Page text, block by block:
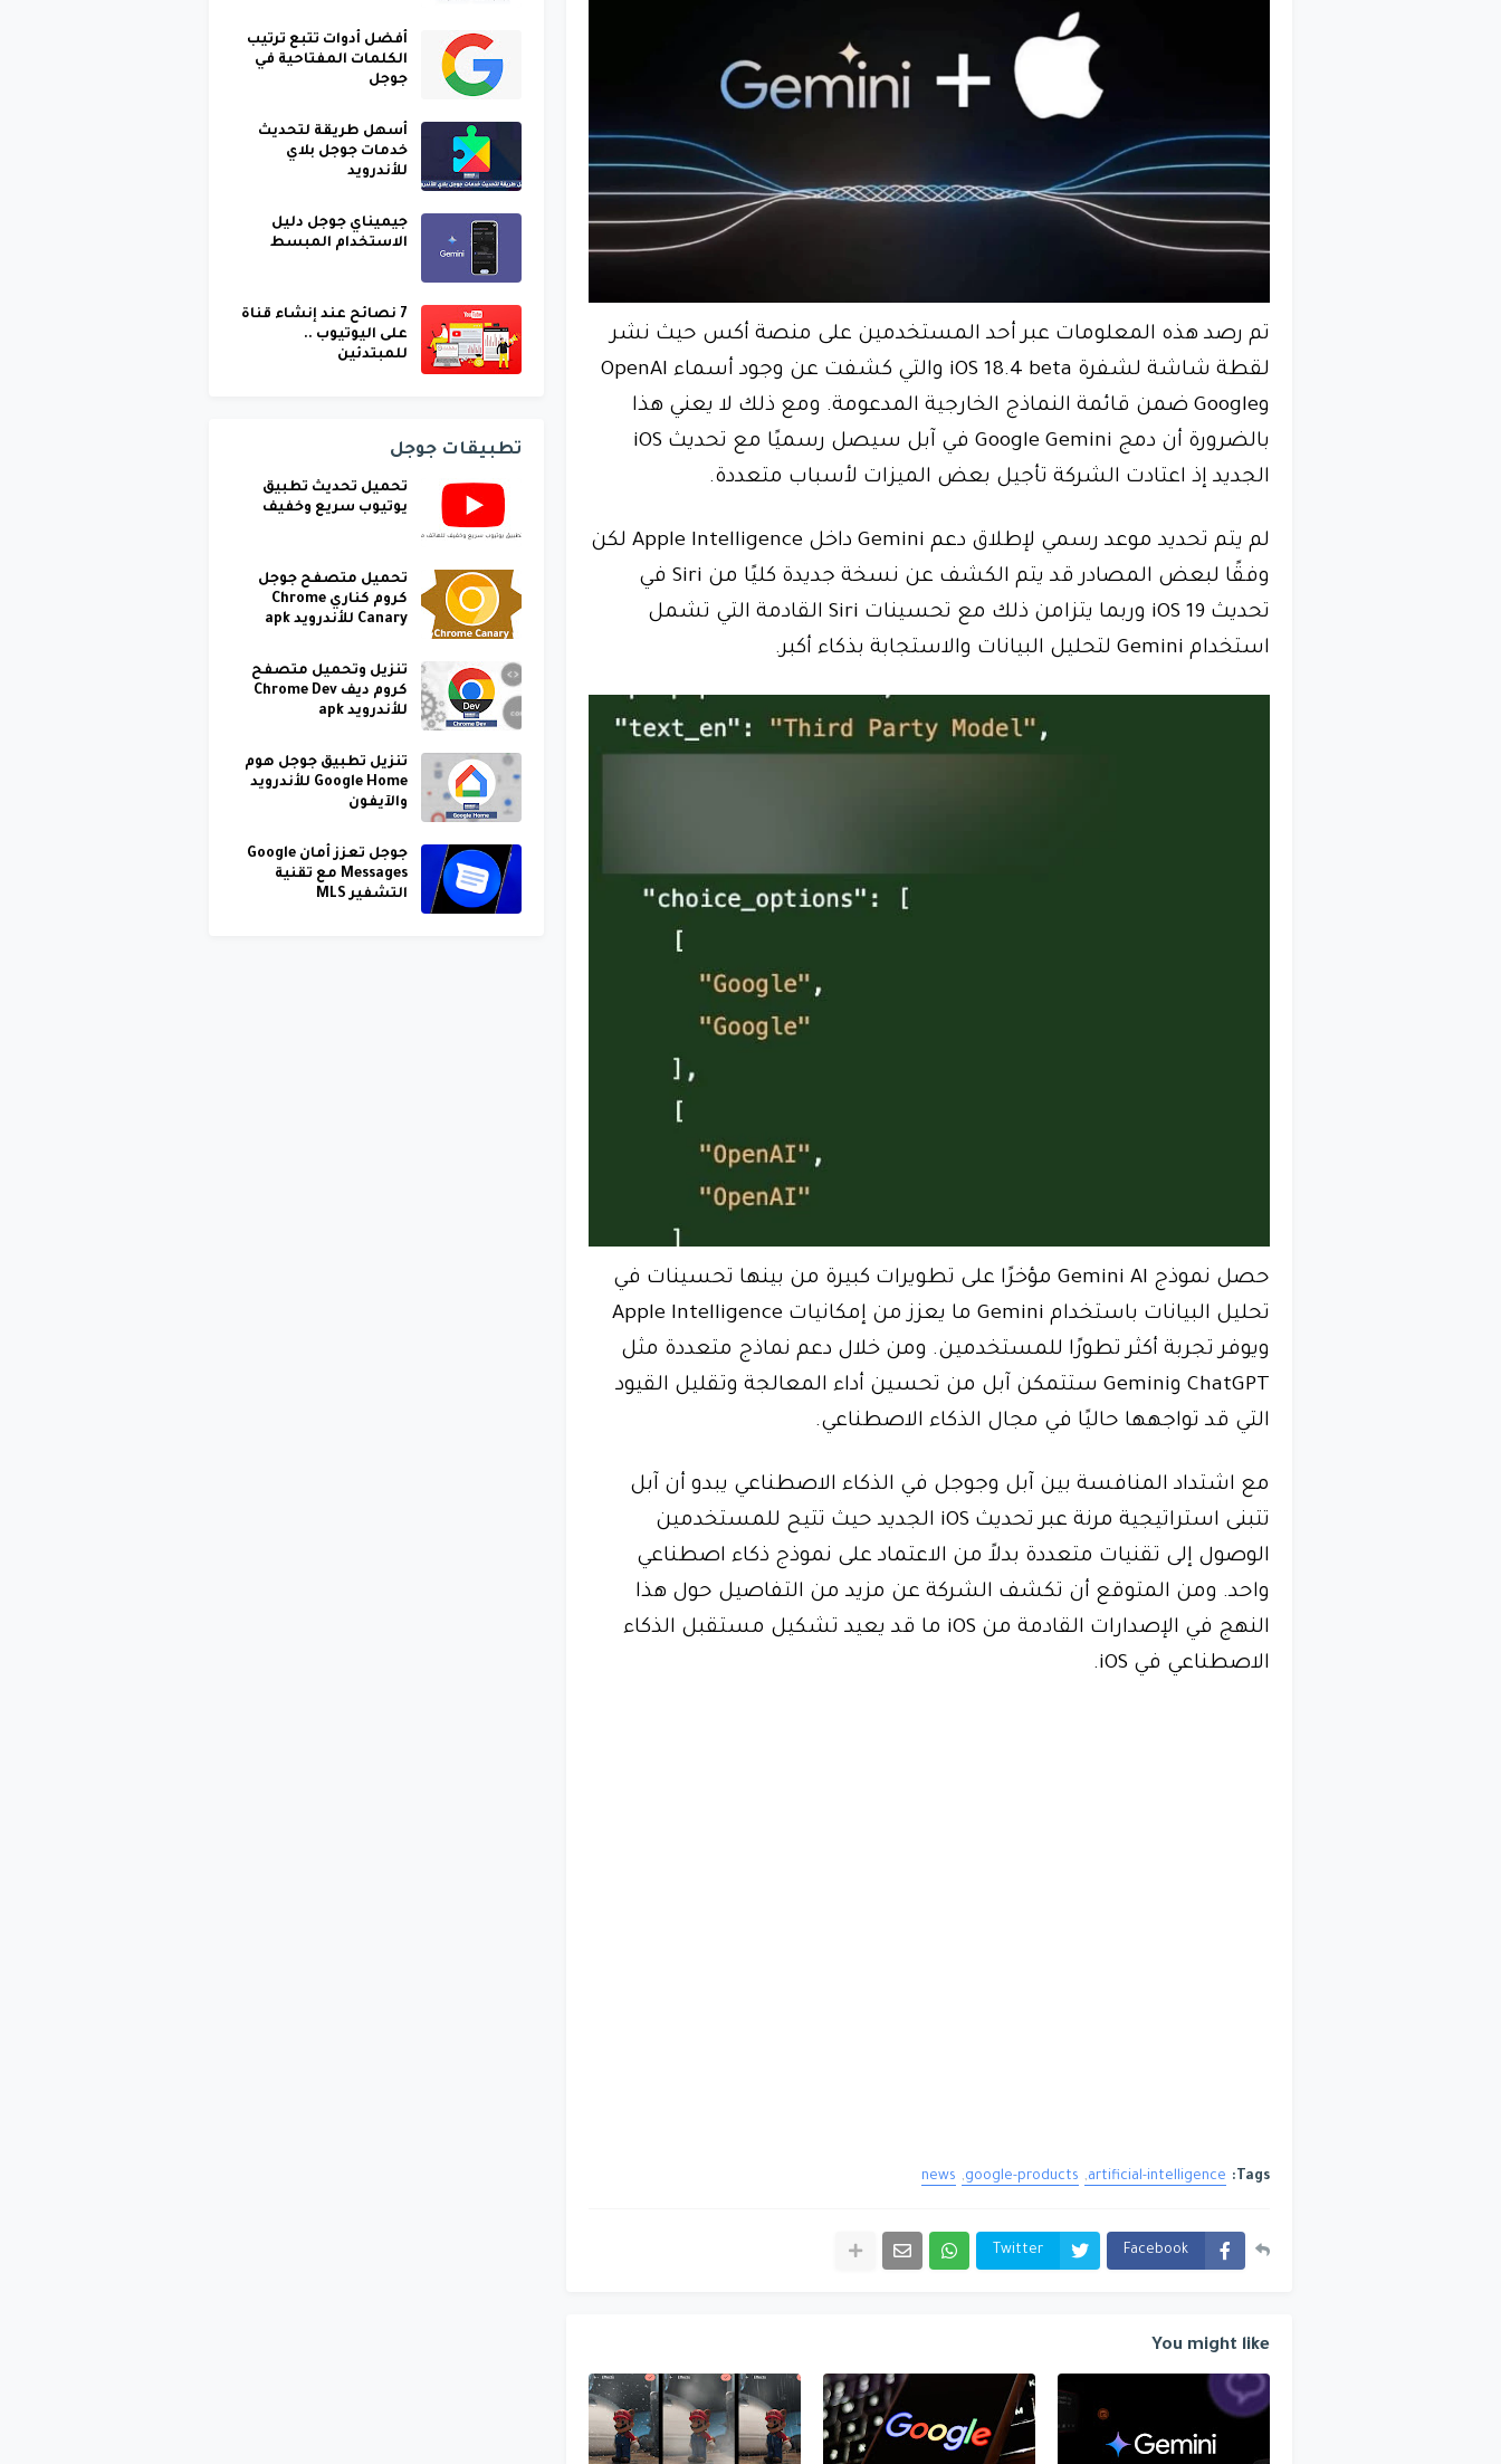
تم رصد هذه المعلومات عبر أحد المستخدمين على منصة أكس حيث نشر
لقطة شاشة لشفرة iOS 18.4 beta والتي كشفت عن وجود أسماء OpenAI
وGoogle ضمن قائمة النماذج الخارجية المدعومة. ومع ذلك لا يعني هذا
بالضرورة أن دمج Google Gemini في آبل سيصل رسميًا مع تحديث iOS
الجديد إذ اعتادت الشركة تأجيل بعض الميزات لأسباب متعددة.
لم يتم تحديد موعد رسمي لإطلاق دعم Gemini داخل Apple Intelligence لكن
وفقًا لبعض المصادر قد يتم الكشف عن نسخة جديدة كليًا من Siri في
تحديث iOS 19 وربما يتزامن ذلك مع تحسينات Siri القادمة التي تشمل
استخدام Gemini لتحليل البيانات والاستجابة بذكاء أكبر.
حصل نموذج Gemini AI مؤخرًا على تطويرات كبيرة من بينها تحسينات في
تحليل البيانات باستخدام Gemini ما يعزز من إمكانيات Apple Intelligence
ويوفر تجربة أكثر تطورًا للمستخدمين. ومن خلال دعم نماذج متعددة مثل
ChatGPT وGemini ستتمكن آبل من تحسين أداء المعالجة وتقليل القيود
التي قد تواجهها حاليًا في مجال الذكاء الاصطناعي.
مع اشتداد المنافسة بين آبل وجوجل في الذكاء الاصطناعي يبدو أن آبل
تتبنى استراتيجية مرنة عبر تحديث iOS الجديد حيث تتيح للمستخدمين
الوصول إلى تقنيات متعددة بدلاً من الاعتماد على نموذج ذكاء اصطناعي
واحد. ومن المتوقع أن تكشف الشركة عن مزيد من التفاصيل حول هذا
النهج في الإصدارات القادمة من iOS ما قد يعيد تشكيل مستقبل الذكاء
الاصطناعي في iOS.
Tags:
artificial-intelligence
google-products
news
Facebook
Twitter
You might like
أفضل أدوات تتبع ترتيب
الكلمات المفتاحية في
جوجل
أسهل طريقة لتحديث
خدمات جوجل بلاي
للأندرويد
جيميناي جوجل دليل
الاستخدام المبسط
7 نصائح عند إنشاء قناة
على اليوتيوب ..
للمبتدئين
تطبيقات جوجل
تحميل تحديث تطبيق
يوتيوب سريع وخفيف
تحميل متصفح جوجل
كروم كناري Chrome
Canary للأندرويد apk
تنزيل وتحميل متصفح
كروم ديف Chrome Dev
للأندرويد apk
تنزيل تطبيق جوجل هوم
Google Home للأندرويد
والآيفون
جوجل تعزز أمان Google
Messages مع تقنية
التشفير MLS